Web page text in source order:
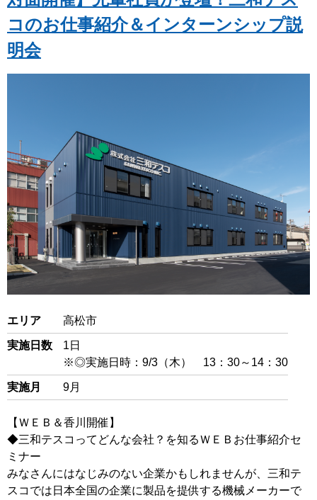
実施月を選ぶ
実施日数
検索
コのお仕事紹介＆インターンシップ説
明会
エリア 高松市
実施日数
1日
※◎実施日時：9/3（木） 13：30～14：30
実施月 9月
【ＷＥＢ＆香川開催】
◆三和テスコってどんな会社？を知るＷＥＢお仕事紹介セ
ミナー
みなさんにはなじみのない企業かもしれませんが、三和テ
スコでは日本全国の企業に製品を提供する機械メーカーで